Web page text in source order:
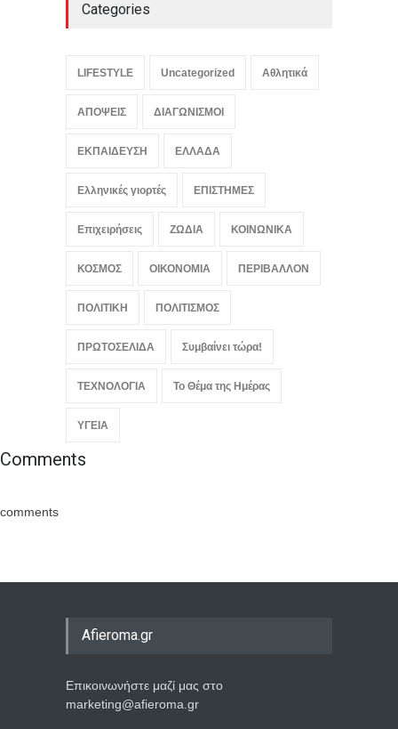
πυρκαγιές σε Αλυκές
ΕΛΛΑΔΑ,ΠΕΡΙΒΑΛΛΟΝ
Συμβαίνει τώρα!
Categories
LIFESTYLE Uncategorized Αθλητικά
ΑΠΟΨΕΙΣ ΔΙΑΓΩΝΙΣΜΟΙ
ΕΚΠΑΙΔΕΥΣΗ ΕΛΛΑΔΑ
Ελληνικές γιορτές ΕΠΙΣΤΗΜΕΣ
Επιχειρήσεις ΖΩΔΙΑ ΚΟΙΝΩΝΙΚΑ
ΚΟΣΜΟΣ ΟΙΚΟΝΟΜΙΑ ΠΕΡΙΒΑΛΛΟΝ
ΠΟΛΙΤΙΚΗ ΠΟΛΙΤΙΣΜΟΣ
ΠΡΩΤΟΣΕΛΙΔΑ Συμβαίνει τώρα!
ΤΕΧΝΟΛΟΓΙΑ Το Θέμα της Ημέρας
ΥΓΕΙΑ
Comments
comments
Afieroma.gr
Επικοινωνήστε μαζί μας στο
marketing@afieroma.gr